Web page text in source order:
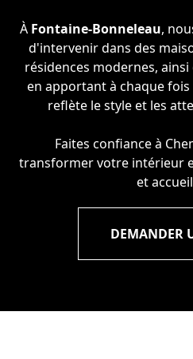
À Fontaine-Bonneleau,
d'intervenir dans des
résidences modernes,
en apportant à chaque
reflète le style et les
Faites confiance à
transformer votre intérieur
et
DEMANDER